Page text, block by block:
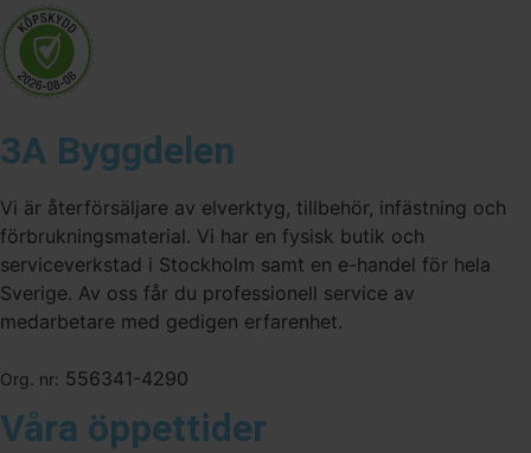
3A Byggdelen
Vi är återförsäljare av elverktyg, tillbehör, infästning och
förbrukningsmaterial. Vi har en fysisk butik och
serviceverkstad i Stockholm samt en e-handel för hela
Sverige. Av oss får du professionell service av
medarbetare med gedigen erfarenhet.
Org. nr: 556341-4290
Våra öppettider